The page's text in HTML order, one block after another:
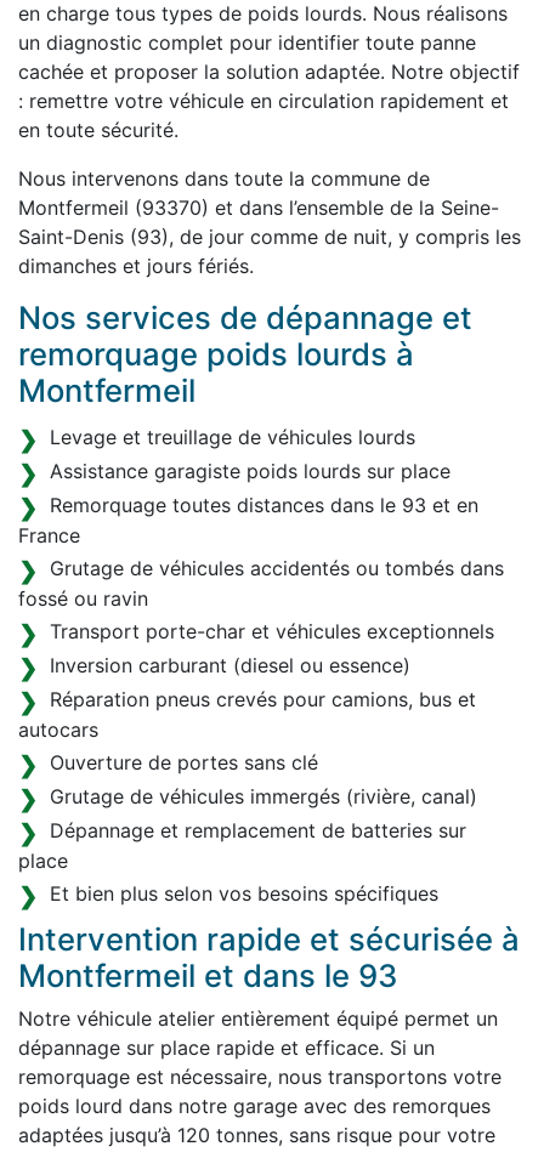
en charge tous types de poids lourds. Nous réalisons
un diagnostic complet pour identifier toute panne
cachée et proposer la solution adaptée. Notre objectif
: remettre votre véhicule en circulation rapidement et
en toute sécurité.
Nous intervenons dans toute la commune de
Montfermeil (93370) et dans l’ensemble de la Seine-
Saint-Denis (93), de jour comme de nuit, y compris les
dimanches et jours fériés.
Nos services de dépannage et
remorquage poids lourds à
Montfermeil
Levage et treuillage de véhicules lourds
Assistance garagiste poids lourds sur place
Remorquage toutes distances dans le 93 et en
France
Grutage de véhicules accidentés ou tombés dans
fossé ou ravin
Transport porte-char et véhicules exceptionnels
Inversion carburant (diesel ou essence)
Réparation pneus crevés pour camions, bus et
autocars
Ouverture de portes sans clé
Grutage de véhicules immergés (rivière, canal)
Dépannage et remplacement de batteries sur
place
Et bien plus selon vos besoins spécifiques
Intervention rapide et sécurisée à
Montfermeil et dans le 93
Notre véhicule atelier entièrement équipé permet un
dépannage sur place rapide et efficace. Si un
remorquage est nécessaire, nous transportons votre
poids lourd dans notre garage avec des remorques
adaptées jusqu’à 120 tonnes, sans risque pour votre